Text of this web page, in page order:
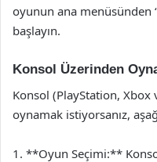
oyunun ana menüsünden
başlayın.
Konsol Üzerinden
Konsol (PlayStation,
oynamak istiyorsanız,
1. **Oyun Seçimi:**